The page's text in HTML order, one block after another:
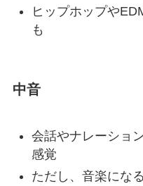
ヒップホップや
も
中音
会話やナレーショ
感覚
ただし、音楽にな